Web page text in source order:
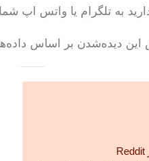
دارید به تلگرام یا واتس اپ
این دیده‌شدن بر اساس